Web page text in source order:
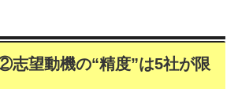
望動機の“精度”は5社が限